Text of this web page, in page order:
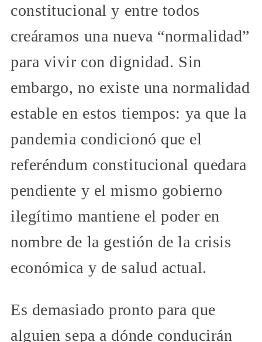
constitucional y entre todos
creáramos una nueva “normalidad”
para vivir con dignidad. Sin
embargo, no existe una normalidad
estable en estos tiempos: ya que la
pandemia condicionó que el
referéndum constitucional quedara
pendiente y el mismo gobierno
ilegítimo mantiene el poder en
nombre de la gestión de la crisis
económica y de salud actual.
Es demasiado pronto para que
alguien sepa a dónde conducirán